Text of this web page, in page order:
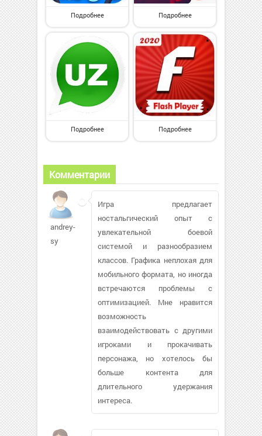
Подробнее Подробнее
Подробнее Подробнее
Комментарии
andrey-
sy
Игра предлагает
ностальгический опыт с
увлекательной боевой
системой и разнообразием
классов. Графика неплохая для
мобильного формата, но иногда
встречаются проблемы с
оптимизацией. Мне нравится
возможность
взаимодействовать с другими
игроками и прокачивать
персонажа, но хотелось бы
больше контента для
длительного удержания
интереса.